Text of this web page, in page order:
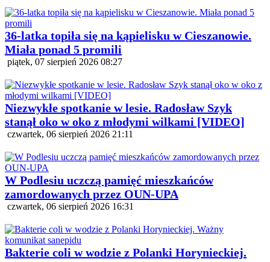
36-latka topiła się na kąpielisku w Cieszanowie.
Miała ponad 5 promili
piątek, 07 sierpień 2026 08:27
Niezwykłe spotkanie w lesie. Radosław Szyk
stanął oko w oko z młodymi wilkami [VIDEO]
czwartek, 06 sierpień 2026 21:11
W Podlesiu uczczą pamięć mieszkańców
zamordowanych przez OUN-UPA
czwartek, 06 sierpień 2026 16:31
Bakterie coli w wodzie z Polanki Horynieckiej.